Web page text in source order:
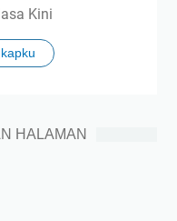
Kini
HALAMAN